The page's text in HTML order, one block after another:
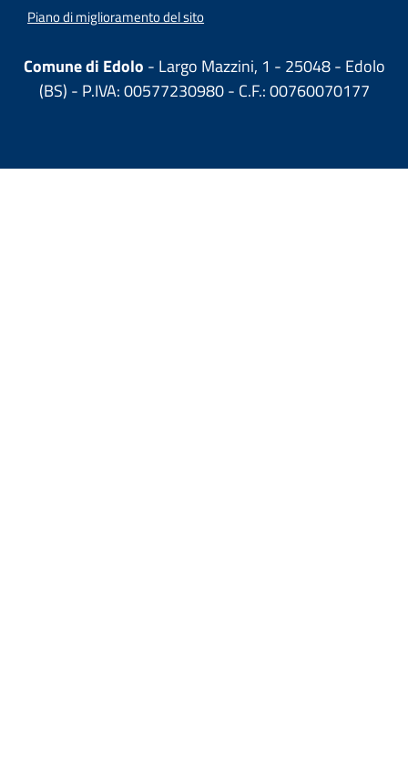
Piano di miglioramento del sito
Comune di Edolo - Largo Mazzini, 1 - 25048 - Edolo
(BS) - P.IVA: 00577230980 - C.F.: 00760070177